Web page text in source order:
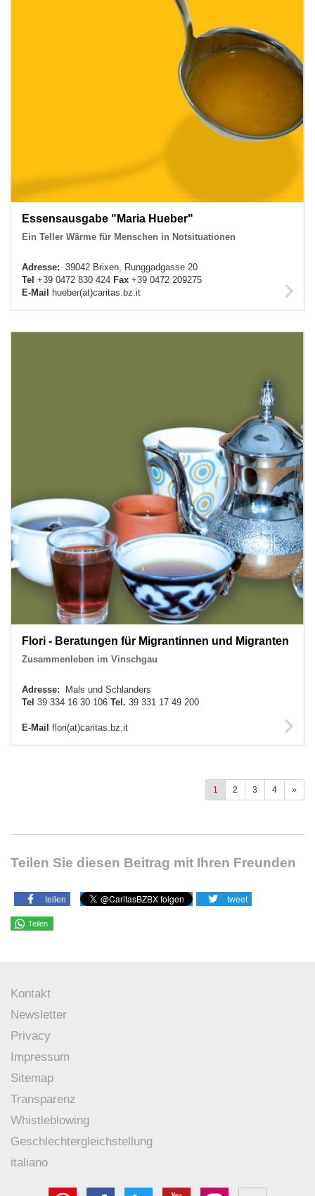
Essensausgabe "Maria Hueber"
Ein Teller Wärme für Menschen in Notsituationen
Adresse: 39042 Brixen, Runggadgasse 20
Tel +39 0472 830 424 Fax +39 0472 209275
E-Mail
hueber(at)caritas.bz.it
Flori - Beratungen für Migrantinnen und Migranten
Zusammenleben im Vinschgau
Adresse:
Mals und Schlanders
Tel 39 334 16 30 106 Tel. 39 331 17 49 200
E-Mail flori(at)caritas.bz.it
1 2 3 4 »
Teilen Sie diesen Beitrag mit Ihren Freunden
teilen tweet
Teilen
Kontakt
Newsletter
Privacy
Impressum
Sitemap
Transparenz
Whistleblowing
Geschlechtergleichstellung
italiano